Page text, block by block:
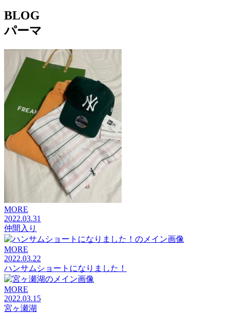
BLOG
パーマ
MORE
2022.03.31
仲間入り
MORE
2022.03.22
ハンサムショートになりました！
MORE
2022.03.15
宮ヶ瀬湖